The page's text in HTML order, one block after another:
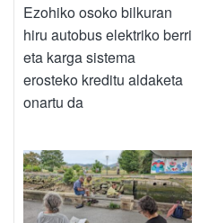
Ezohiko osoko bilkuran
hiru autobus elektriko berri
eta karga sistema
erosteko kreditu aldaketa
onartu da